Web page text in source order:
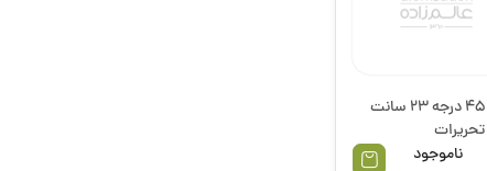
گونیا 45 درجه 23 سانت
تحریرات
ناموجود